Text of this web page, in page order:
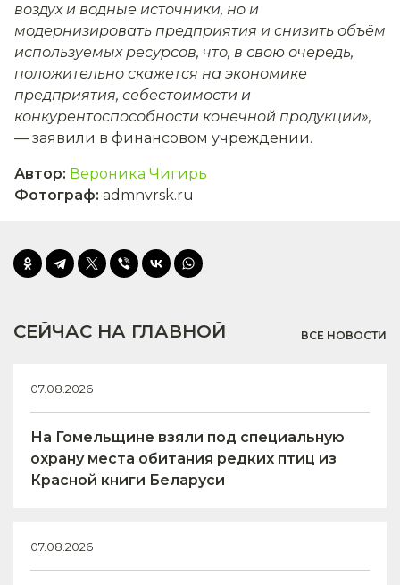
воздух и водные источники, но и
модернизировать предприятия и снизить объём
используемых ресурсов, что, в свою очередь,
положительно скажется на экономике
предприятия, себестоимости и
конкурентоспособности конечной продукции»,
— заявили в финансовом учреждении.
Автор: Вероника Чигирь
Фотограф: admnvrsk.ru
СЕЙЧАС НА ГЛАВНОЙ ВСЕ НОВОСТИ
07.08.2026
На Гомельщине взяли под специальную
охрану места обитания редких птиц из
Красной книги Беларуси
07.08.2026